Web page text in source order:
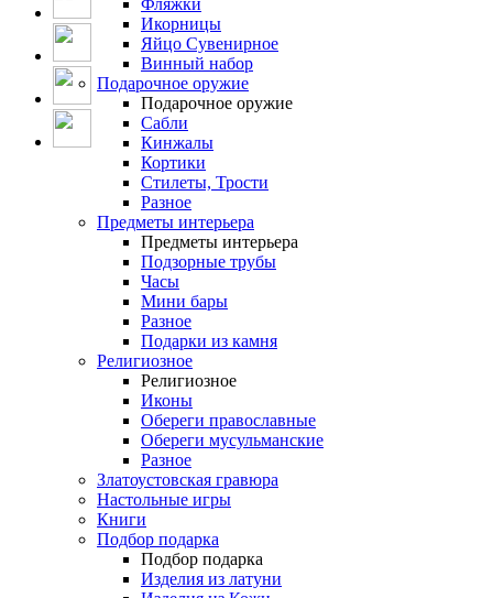
Икорницы
Яйцо Сувенирное
Винный набор
Подарочное оружие
Подарочное оружие
Сабли
Кинжалы
Кортики
Стилеты, Трости
Разное
Предметы интерьера
Предметы интерьера
Подзорные трубы
Часы
Мини бары
Разное
Подарки из камня
Религиозное
Религиозное
Иконы
Обереги православные
Обереги мусульманские
Разное
Златоустовская гравюра
Настольные игры
Книги
Подбор подарка
Подбор подарка
Изделия из латуни